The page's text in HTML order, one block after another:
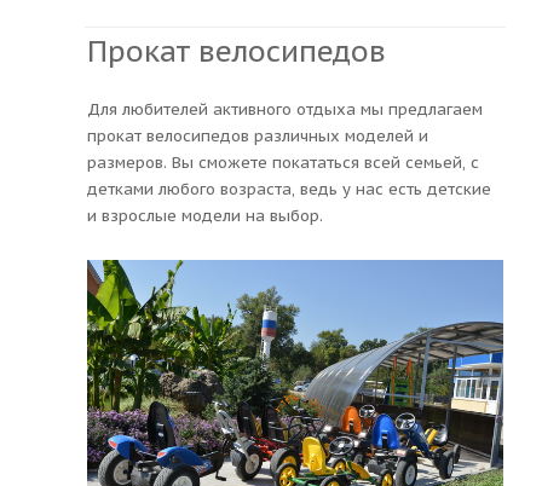
Прокат велосипедов
Для любителей активного отдыха мы предлагаем
прокат велосипедов различных моделей и
размеров. Вы сможете покататься всей семьей, с
детками любого возраста, ведь у нас есть детские
и взрослые модели на выбор.